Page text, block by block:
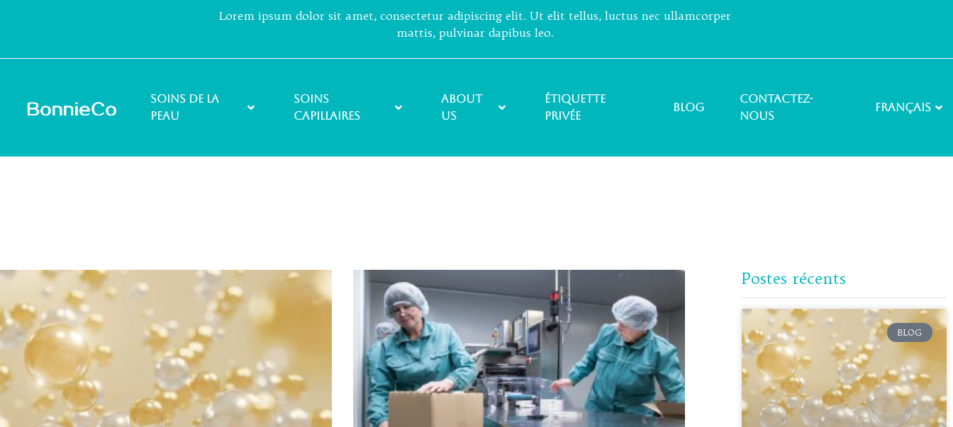
Lorem ipsum dolor sit amet, consectetur adipiscing elit. Ut elit tellus, luctus nec ullamcorper
mattis, pulvinar dapibus leo.
Soins de la
peau
Soins
capillaires
About
Us
ÉTIQUETTE
PRIVÉE
Blog
Contactez-
nous
Français
Postes récents
BLOG